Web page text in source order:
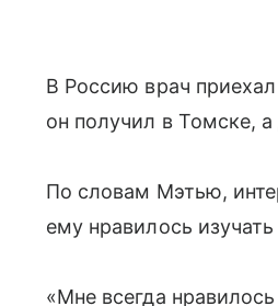
В Россию врач
он получил в Томске,
По словам Мэтью,
ему нравилось
«Мне всегда